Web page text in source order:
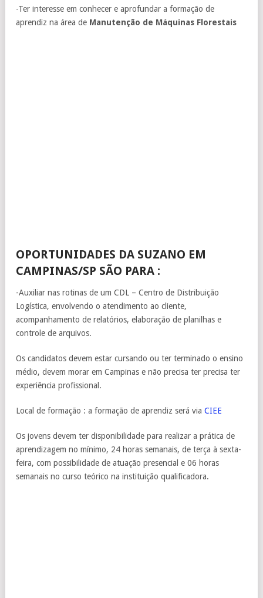
-Ter interesse em conhecer e aprofundar a formação de
aprendiz na área de Manutenção de Máquinas Florestais
OPORTUNIDADES DA SUZANO EM
CAMPINAS/SP SÃO PARA :
-Auxiliar nas rotinas de um CDL – Centro de Distribuição
Logística, envolvendo o atendimento ao cliente,
acompanhamento de relatórios, elaboração de planilhas e
controle de arquivos.
Os candidatos devem estar cursando ou ter terminado o ensino
médio, devem morar em Campinas e não precisa ter precisa ter
experiência profissional.
Local de formação : a formação de aprendiz será via CIEE
Os jovens devem ter disponibilidade para realizar a prática de
aprendizagem no mínimo, 24 horas semanais, de terça à sexta-
feira, com possibilidade de atuação presencial e 06 horas
semanais no curso teórico na instituição qualificadora.